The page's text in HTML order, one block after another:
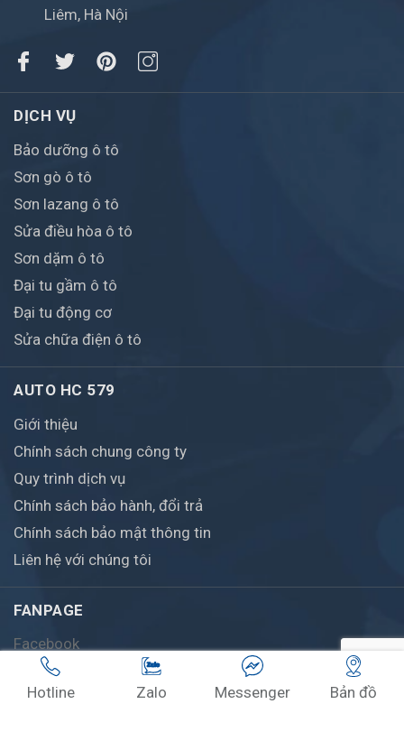
Liêm, Hà Nội
DỊCH VỤ
Bảo dưỡng ô tô
Sơn gò ô tô
Sơn lazang ô tô
Sửa điều hòa ô tô
Sơn dặm ô tô
Đại tu gầm ô tô
Đại tu động cơ
Sửa chữa điện ô tô
AUTO HC 579
Giới thiệu
Chính sách chung công ty
Quy trình dịch vụ
Chính sách bảo hành, đổi trả
Chính sách bảo mật thông tin
Liên hệ với chúng tôi
FANPAGE
Facebook
Hotline Zalo Messenger Bản đồ